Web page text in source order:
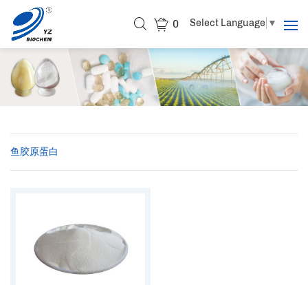
Select Language ▼
0
鱼胶原蛋白